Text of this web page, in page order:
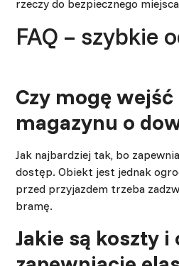
rzeczy do bezpiecznego
FAQ – szybkie
Czy mogę wejść
magazynu o
Jak najbardziej tak, bo
dostęp. Obiekt jest jednak
przed przyjazdem trzeba
bramę.
Jakie są koszty i